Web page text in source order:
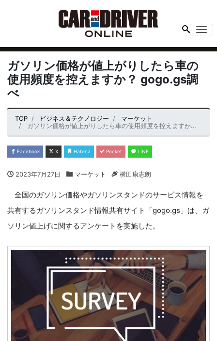
ガソリン価格が値上がりしたら車の
使用頻度を控えますか？ gogo.gs調
べ
TOP ビジネス＆テクノロジー
マーケット
ガソリン価格が値上がりしたら車の使用頻度を控えますか？ gogo.gs調べ
Facebook X Hatena Pocket LINE
2023年7月27日 マーケット 横田康志朗
全国のガソリン価格やガソリンスタンドのサービス情報を
共有するガソリンスタンド情報共有サイト「gogo.gs」は、ガ
ソリン値上げに関するアンケートを実施した。